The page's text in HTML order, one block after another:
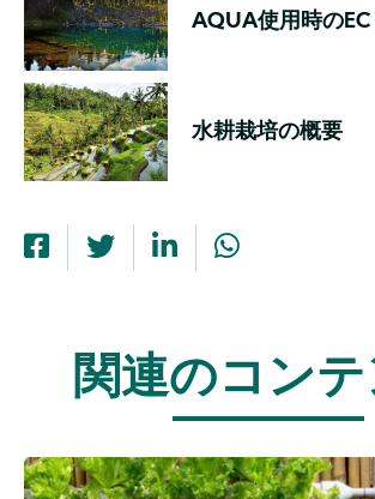
AQUA使用時の
水耕栽培の概要
関連のコン